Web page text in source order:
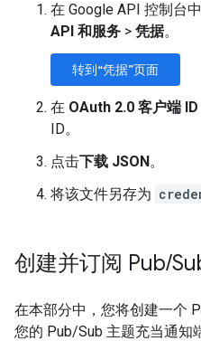
在 Google API 控制台
API 和服务 > 凭据。
转到“凭据”页面
在 OAuth 2.0 客户端 ID
ID。
点击下载 JSON。
将该文件另存为
创建并订阅 Pub/
在本部分中，您将创建一个
您的 Pub/Sub 主题充当通知